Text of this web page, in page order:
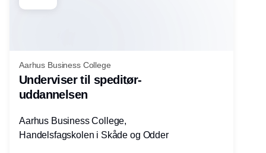
Aarhus Business College
Underviser til speditør-
uddannelsen
Aarhus Business College,
Handelsfagskolen i Skåde og Odder